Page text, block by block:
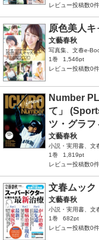
レビュー投稿数0件
原色美人
文藝春秋
写真集、文春e-
1巻
1,546pt
レビュー投稿数0件
Number
て」
ツ・グラフ
文藝春秋
小説・実用書、文
1巻
1,819pt
レビュー投稿数0件
文春ムック
文藝春秋
小説・実用書、文
1巻
682pt
レビュー投稿数0件